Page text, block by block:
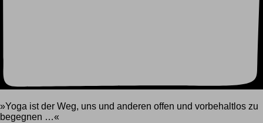
»Yoga ist der Weg, uns und anderen offen und vorbehaltlos zu
begegnen …«